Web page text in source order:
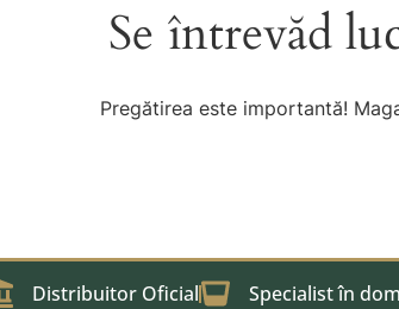
Se întrevăd
Pregătirea este importantă!
Distribuitor Oficial Specialist în